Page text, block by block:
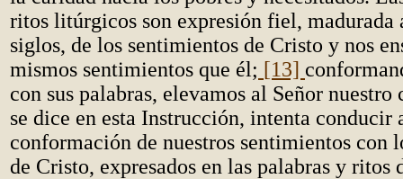
ritos litúrgicos son expresión fiel, madurada
siglos, de los sentimientos de Cristo y nos
mismos sentimientos que él; [13]
con sus palabras, elevamos al Señor nuestro
se dice en esta Instrucción, intenta conducir
conformación de nuestros sentimientos con
de Cristo, expresados en las palabras y